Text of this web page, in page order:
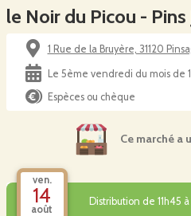
le Noir du Picou -
1 Rue de la Bruyère, 31120
Le 5ème vendredi du mois de
Espèces ou chèque
Ce marché a
ven.
14
août
Distribution de 11h45